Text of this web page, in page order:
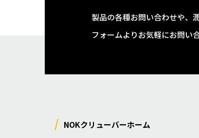
製品の各種お問い合わせや、
フォームよりお気軽にお問い
NOKクリューバーホーム